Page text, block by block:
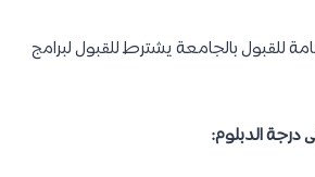
للقبول بالجامعة يشترط للقبول لبرامج
الدبلوم: